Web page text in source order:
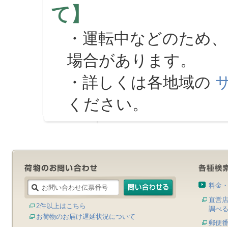
て】
・運転中などのため
場合があります。
・詳しくは各地域の
ください。
2件以上はこちら
お荷物のお届け遅延状況について
料金
直営
調べる
郵便